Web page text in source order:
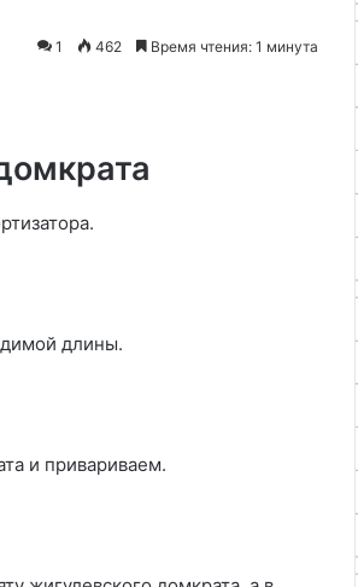
1 462 Время чтения: 1 минута
длины.
и привариваем.
дляКак приготовить в домашних